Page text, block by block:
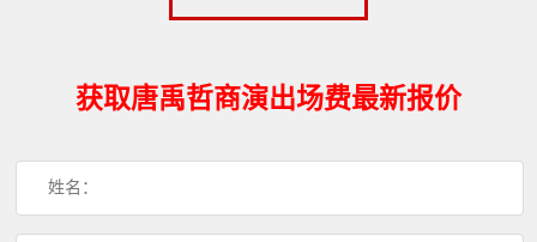
获取唐禹哲商演出场费最新报价